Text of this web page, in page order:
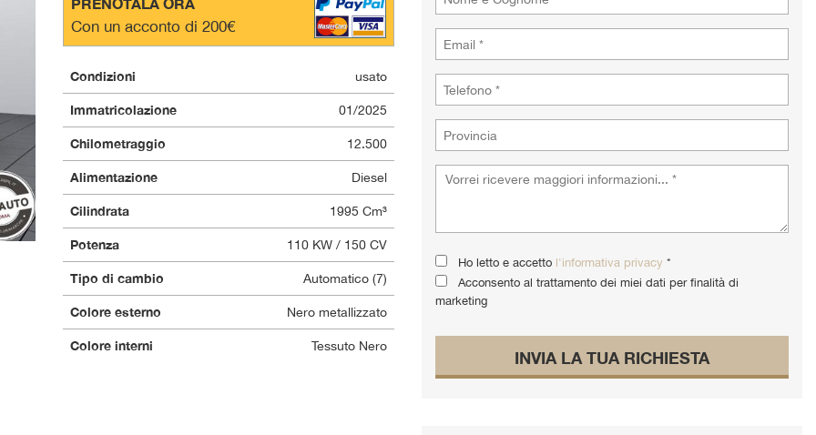
PRENOTALA ORA
Con un acconto di 200€
Condizioni usato
Immatricolazione 01/2025
Chilometraggio 12.500
Alimentazione Diesel
Cilindrata 1995 Cm³
Potenza 110 KW / 150 CV
Tipo di cambio Automatico (7)
Colore esterno Nero metallizzato
Colore interni Tessuto Nero
Ho letto e accetto l'informativa privacy *
Acconsento al trattamento dei miei dati per finalità di
marketing
INVIA LA TUA RICHIESTA